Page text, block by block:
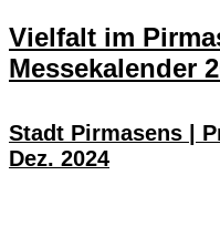
Vielfalt im
Messekalender
Stadt Pirmasens |
Dez. 2024